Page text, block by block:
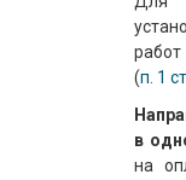
(п. 1
в
на